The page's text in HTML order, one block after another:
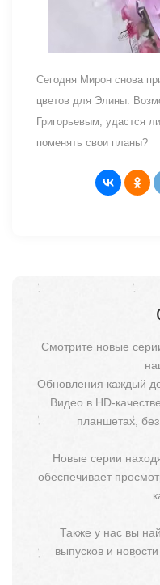
Сегодня Мирон снова
цветов для Элины.
Григорьевым, удастся
поменять свои планы?
Смотрите новые
Обновления каждый
Видео в HD-
планшетах,
Новые серии
обеспечивает
Также у нас вы
выпусков и